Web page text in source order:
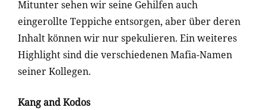
Mitunter sehen wir seine Gehilfen auch
eingerollte Teppiche entsorgen, aber über deren
Inhalt können wir nur spekulieren. Ein weiteres
Highlight sind die verschiedenen Mafia-Namen
seiner Kollegen.
Kang and Kodos